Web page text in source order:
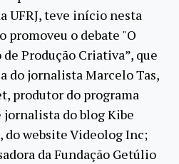
UFRJ, teve início nesta
promoveu o debate "O
Produção Criativa”, que
do jornalista Marcelo Tas,
produtor do programa
jornalista do blog Kibe
website Videolog Inc;
da Fundação Getúlio